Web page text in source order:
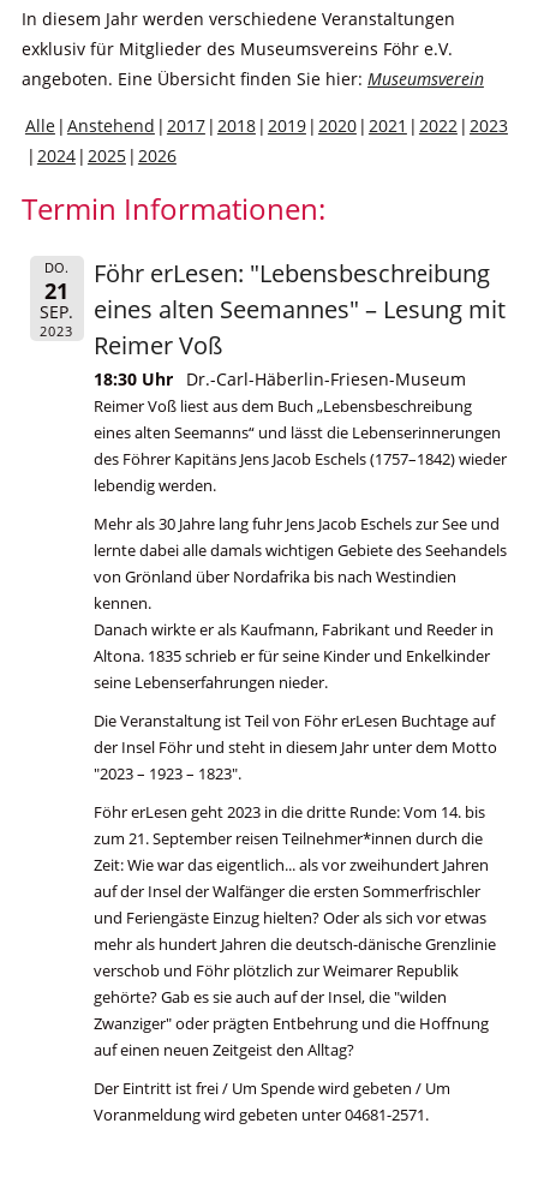
In diesem Jahr werden verschiedene Veranstaltungen
exklusiv für Mitglieder des Museumsvereins Föhr e.V.
angeboten. Eine Übersicht finden Sie hier: Museumsverein
Alle Anstehend 2017 2018 2019 2020 2021 2022
2023
2024 2025 2026
Termin Informationen:
DO.
21
SEP.
2023
Föhr erLesen: "Lebensbeschreibung
eines alten Seemannes" – Lesung mit
Reimer Voß
18:30 Uhr Dr.-Carl-Häberlin-Friesen-Museum
Reimer Voß liest aus dem Buch „Lebensbeschreibung
eines alten Seemanns“ und lässt die Lebenserinnerungen
des Föhrer Kapitäns Jens Jacob Eschels (1757–1842) wieder
lebendig werden.
Mehr als 30 Jahre lang fuhr Jens Jacob Eschels zur See und
lernte dabei alle damals wichtigen Gebiete des Seehandels
von Grönland über Nordafrika bis nach Westindien
kennen.
Danach wirkte er als Kaufmann, Fabrikant und Reeder in
Altona. 1835 schrieb er für seine Kinder und Enkelkinder
seine Lebenserfahrungen nieder.
Die Veranstaltung ist Teil von Föhr erLesen Buchtage auf
der Insel Föhr und steht in diesem Jahr unter dem Motto
"2023 – 1923 – 1823".
Föhr erLesen geht 2023 in die dritte Runde: Vom 14. bis
zum 21. September reisen Teilnehmer*innen durch die
Zeit: Wie war das eigentlich... als vor zweihundert Jahren
auf der Insel der Walfänger die ersten Sommerfrischler
und Feriengäste Einzug hielten? Oder als sich vor etwas
mehr als hundert Jahren die deutsch-dänische Grenzlinie
verschob und Föhr plötzlich zur Weimarer Republik
gehörte? Gab es sie auch auf der Insel, die "wilden
Zwanziger" oder prägten Entbehrung und die Hoffnung
auf einen neuen Zeitgeist den Alltag?
Der Eintritt ist frei / Um Spende wird gebeten / Um
Voranmeldung wird gebeten unter 04681-2571.